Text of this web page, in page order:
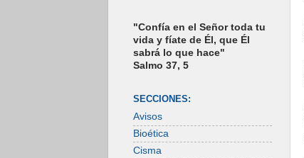
"Confía en el Señor toda tu
vida y fíate de Él, que Él
sabrá lo que hace"
Salmo 37, 5
SECCIONES:
Avisos
Bioética
Cisma